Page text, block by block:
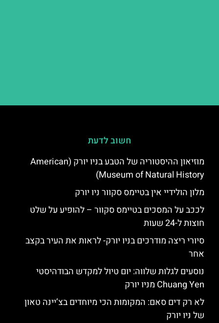
חשוב לדעת
מוזיאון ההיסטוריה של הטבע בניו יורק (American
Museum of Natural History)
מלון הולידיי אין בטיימס סקוור ניו יורק
לככב על המסכים בטיימס סקוור – להופיע על שלט
חוצות ל-24 שעות
סיורי ריצה מודרכים בניו יורק- לראות את העיר בקצב
אחר
נוסעים לגלות שלווה: יום טיול למקדש הבודהיסטי
Chuang Yen מניו יורק
לא רק דים סאם: המקומות הכי מיוחדים בצ’יינה טאון
של ניו יורק